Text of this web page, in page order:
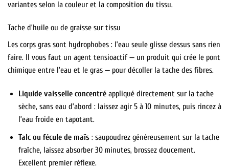
variantes selon la couleur et la composition du tissu.
Tache d’huile ou de graisse sur tissu
Les corps gras sont hydrophobes : l’eau seule glisse dessus sans rien
faire. Il vous faut un agent tensioactif — un produit qui crée le pont
chimique entre l’eau et le gras — pour décoller la tache des fibres.
Liquide vaisselle concentréappliqué directement sur la tache
sèche, sans eau d’abord : laissez agir 5 à 10 minutes, puis rincez à
l’eau froide en tapotant.
Talc ou fécule de maïs: saupoudrez généreusement sur la tache
fraîche, laissez absorber 30 minutes, brossez doucement.
Excellent premier réflexe.